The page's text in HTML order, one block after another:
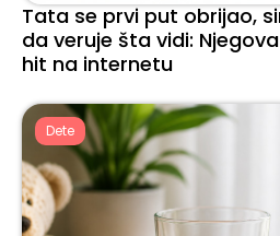
Tata se prvi put obrijao,
da veruje šta vidi:
hit na internetu
Dete